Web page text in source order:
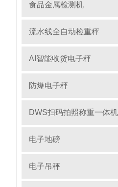
食品金属检测机
流水线全自动检重秤
AI智能收货电子秤
防爆电子秤
DWS扫码拍照称重一体机
电子地磅
电子吊秤